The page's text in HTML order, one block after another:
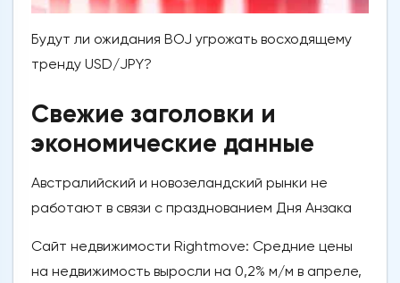
Будут ли ожидания BOJ угрожать восходящему
тренду USD/JPY?
Свежие заголовки и
экономические данные
Австралийский и новозеландский рынки не
работают в связи с празднованием Дня Анзака
Сайт недвижимости Rightmove: Средние цены
на недвижимость выросли на 0,2% м/м в апреле,